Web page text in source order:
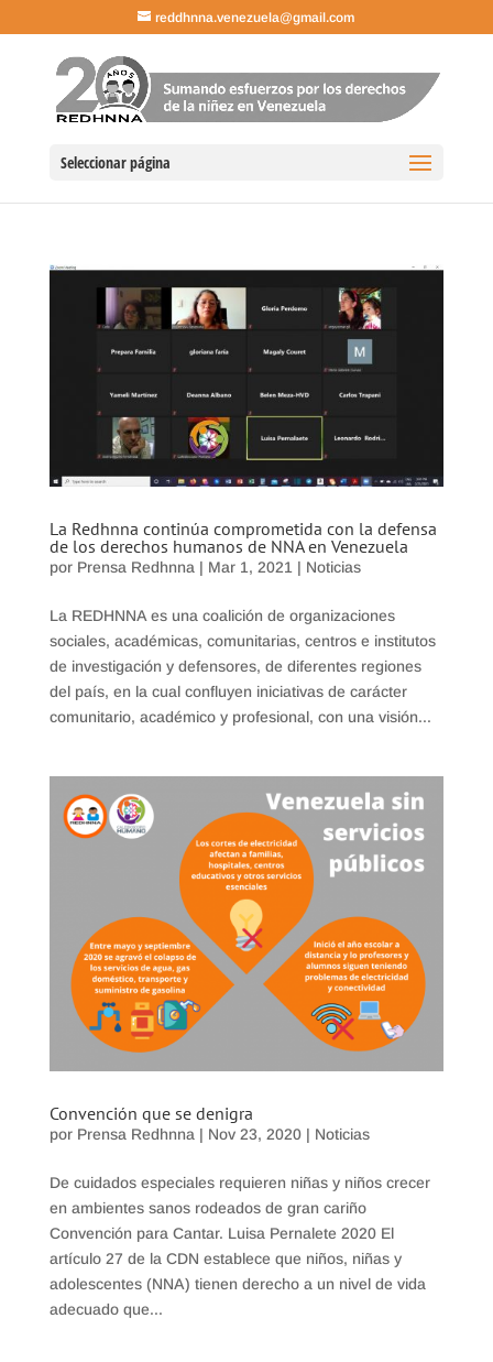
reddhnna.venezuela@gmail.com
Seleccionar página
La Redhnna continúa comprometida con la defensa
de los derechos humanos de NNA en Venezuela
por Prensa Redhnna | Mar 1, 2021 | Noticias
La REDHNNA es una coalición de organizaciones
sociales, académicas, comunitarias, centros e institutos
de investigación y defensores, de diferentes regiones
del país, en la cual confluyen iniciativas de carácter
comunitario, académico y profesional, con una visión...
Convención que se denigra
por Prensa Redhnna| Nov 23, 2020| Noticias
De cuidados especiales requieren niñas y niños crecer
en ambientes sanos rodeados de gran cariño
Convención para Cantar. Luisa Pernalete 2020 El
artículo 27 de la CDN establece que niños, niñas y
adolescentes (NNA) tienen derecho a un nivel de vida
adecuado que...